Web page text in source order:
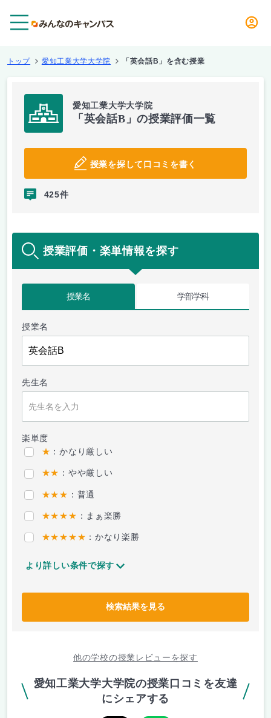
トップ 愛知工業大学大学院 「英会話B」を含む授業
愛知工業大学大学院
「英会話B」の授業評価一覧
授業を探して口コミを書く
425件
授業評価・楽単情報を探す
授業名 学部学科
授業名
先生名
楽単度
★ ：かなり厳しい
★★ ：やや厳しい
★★★ ：普通
★★★★ ：まぁ楽勝
★★★★★ ：かなり楽勝
より詳しい条件で探す
検索結果を見る
他の学校の授業レビューを探す
愛知工業大学大学院の授業口コミを友達
にシェアする